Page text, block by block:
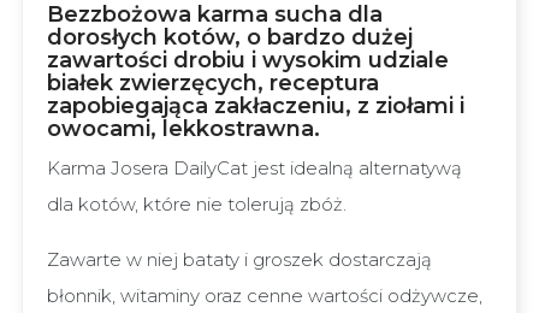
Bezzbożowa karma sucha dla
dorosłych kotów, o bardzo dużej
zawartości drobiu i wysokim udziale
białek zwierzęcych, receptura
zapobiegająca zakłaczeniu, z ziołami i
owocami, lekkostrawna.
Karma Josera DailyCat jest idealną alternatywą
dla kotów, które nie tolerują zbóż.
Zawarte w niej bataty i groszek dostarczają
błonnik, witaminy oraz cenne wartości odżywcze,